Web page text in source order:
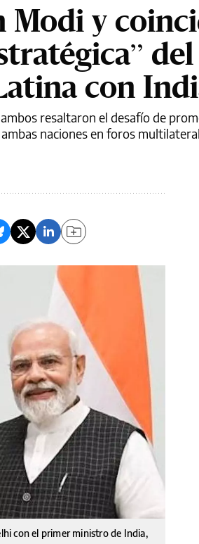
Modi y
del
con
resaltaron el desafío de
naciones en foros
con el primer ministro de India,